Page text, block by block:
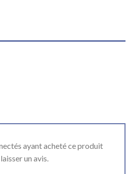
ayant acheté ce produit
un avis.